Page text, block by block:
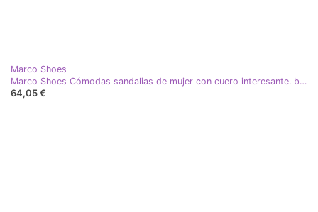
Marco Shoes
Marco Shoes Cómodas sandalias de mujer con cuero interesante. blanco multicolor plata
64,05 €